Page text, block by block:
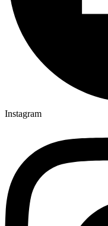
Instagram